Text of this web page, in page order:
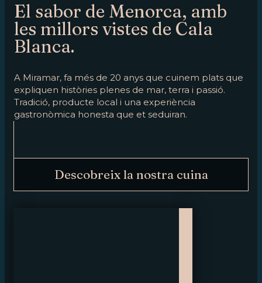
El sabor de Menorca, amb
les millors vistes de Cala
Blanca.
A Miramar, fa més de 20 anys que cuinem plats que
expliquen històries plenes de mar, terra i passió.
Tradició, producte local i una experiència
gastronòmica honesta que et seduiran.
Descobreix la nostra cuina